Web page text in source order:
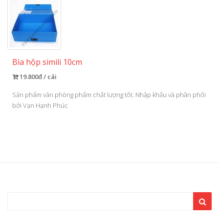
Bìa hộp simili 10cm
19.800đ / cái
Sản phẩm văn phòng phẩm chất lượng tốt. Nhập khẩu và phân phối
bởi Vạn Hạnh Phúc